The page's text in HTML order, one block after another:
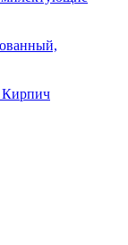
Кирпич